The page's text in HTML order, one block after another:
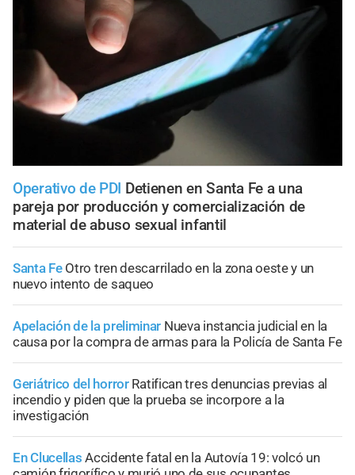
Operativo de PDI Detienen en Santa Fe a una
pareja por producción y comercialización de
material de abuso sexual infantil
Santa Fe Otro tren descarrilado en la zona oeste y un
nuevo intento de saqueo
Apelación de la preliminar Nueva instancia judicial en la
causa por la compra de armas para la Policía de Santa Fe
Geriátrico del horror Ratifican tres denuncias previas al
incendio y piden que la prueba se incorpore a la
investigación
En Clucellas Accidente fatal en la Autovía 19: volcó un